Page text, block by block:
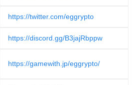
https://twitter.com/eggrypto
https://discord.gg/B3jajRbppw
https://gamewith.jp/eggrypto/